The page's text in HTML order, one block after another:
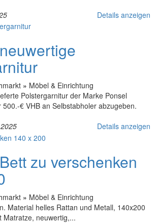
Details anzeigen
neuwertige
» Möbel & Einrichtung
Polstergarnitur der Marke Ponsel
€ VHB an Selbstabholer abzugeben.
Details anzeigen
Bett zu verschenken
» Möbel & Einrichtung
Material helles Rattan und Metall, 140x200
Matratze, neuwertig,...